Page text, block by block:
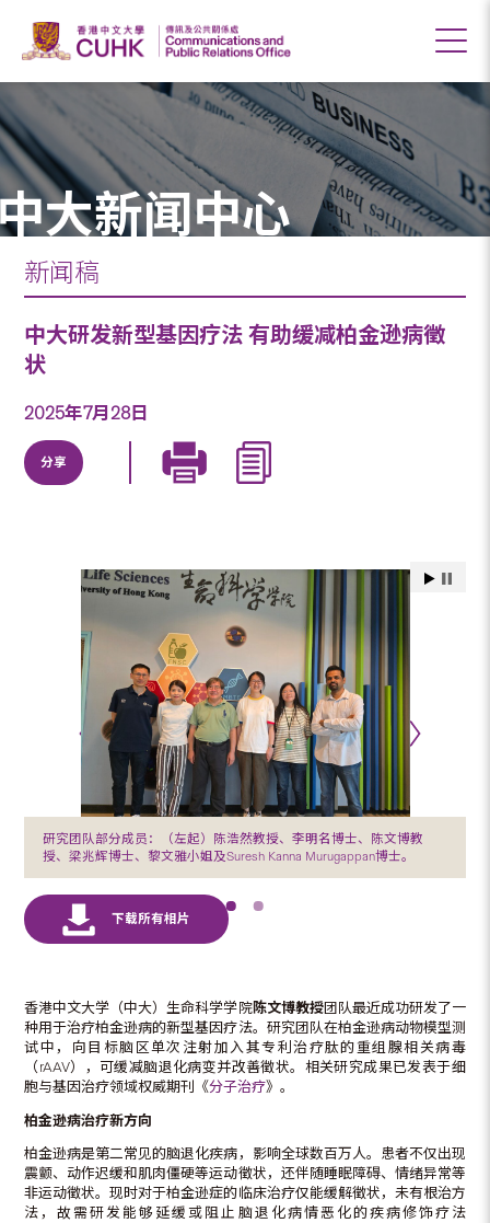
大新闻中心
新闻稿
中大研发新型基因疗法 有助缓减柏金逊病徵
状
2025年7月28日
分享
研究团队部分成员：（左起）陈浩然教授、李明名博士、陈文博教
授、梁兆辉博士、黎文雅小姐及Suresh Kanna Murugappan博士。
香港中文大学（中大）生命科学学院陈文博教授团队最近成功研发了一
种用于治疗柏金逊病的新型基因疗法。研究团队在柏金逊病动物模型测
试中，向目标脑区单次注射加入其专利治疗肽的重组腺相关病毒
（rAAV），可缓减脑退化病变并改善徵状。相关研究成果已发表于细
胞与基因治疗领域权威期刊《分子治疗》。
柏金逊病治疗新方向
柏金逊病是第二常见的脑退化疾病，影响全球数百万人。患者不仅出现
震颤、动作迟缓和肌肉僵硬等运动徵状，还伴随睡眠障碍、情绪异常等
非运动徵状。现时对于柏金逊症的临床治疗仅能缓解徵状，未有根治方
法，故需研发能够延缓或阻止脑退化病情恶化的疾病修饰疗法